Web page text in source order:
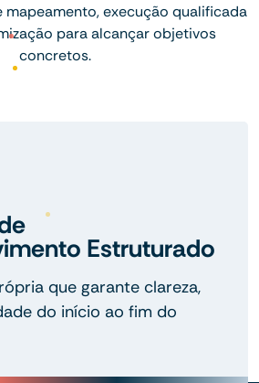
mapeamento, execução qualificada
para alcançar objetivos
concretos.
Estruturado
que garante clareza,
do início ao fim do